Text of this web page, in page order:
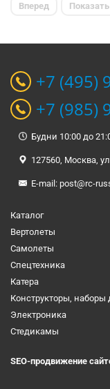
Вперед
+7 (495)
+7 (985)
Будни 10:00 до
127560, Москва,
E-mail: post@rc-
Каталог
Вертолеты
Самолеты
Спецтехника
Катера
Электроника
Cтедикамы
SEO-продвижение